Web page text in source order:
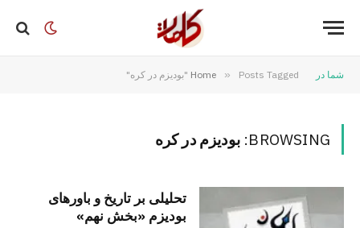
شما در Home » Posts Tagged "بودیزم در کره"
BROWSING: بودیزم در کره
تحلیلی بر تاریخ و باورهای
بودیزم «بخش نهم»